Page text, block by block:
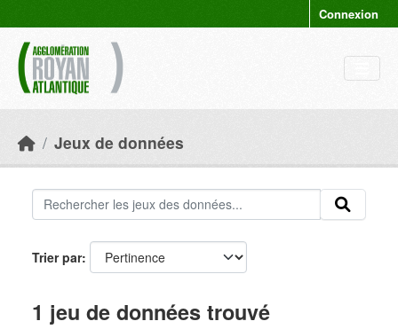
Connexion
Jeux de données
Trier par
1 jeu de données trouvé